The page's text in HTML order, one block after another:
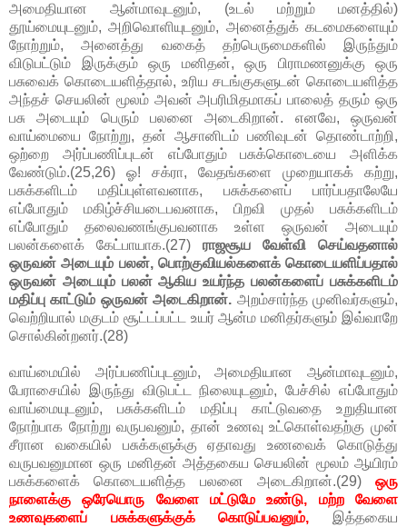
அமைதியான ஆன்மாவுடனும், (உடல் மற்றும் மனத்தில்)
தூய்மையுடனும், அறிவொளியுடனும், அனைத்துக் கடமைகளையும்
நோற்றும், அனைத்து வகைத் தற்பெருமைகளில் இருந்தும்
விடுபட்டும் இருக்கும் ஒரு மனிதன், ஒரு பிராமணனுக்கு ஒரு
பசுவைக் கொடையளித்தால், உரிய சடங்குகளுடன் கொடையளித்த
அந்தச் செயலின் மூலம் அவன் அபரிமிதமாகப் பாலைத் தரும் ஒரு
பசு அடையும் பெரும் பலனை அடைகிறான். எனவே, ஒருவன்
வாய்மையை நோற்று, தன் ஆசானிடம் பணிவுடன் தொண்டாற்றி,
ஒற்றை அர்ப்பணிப்புடன் எப்போதும் பசுக்கொடையை அளிக்க
வேண்டும்.(25,26) ஓ! சக்ரா, வேதங்களை முறையாகக் கற்று,
பசுக்களிடம் மதிப்புள்ளவனாக, பசுக்களைப் பார்ப்பதாலேயே
எப்போதும் மகிழ்ச்சியடைபவனாக, பிறவி முதல் பசுக்களிடம்
எப்போதும் தலைவணங்குபவனாக உள்ள ஒருவன் அடையும்
பலன்களைக் கேட்பாயாக.(27) ராஜசூய வேள்வி செய்வதனால்
ஒருவன் அடையும் பலன், பொற்குவியல்களைக் கொடையளிப்பதால்
ஒருவன் அடையும் பலன் ஆகிய உயர்ந்த பலன்களைப் பசுக்களிடம்
மதிப்பு காட்டும் ஒருவன் அடைகிறான். அறம்சார்ந்த முனிவர்களும்,
வெற்றியால் மகுடம் சூட்டப்பட்ட உயர் ஆன்ம மனிதர்களும் இவ்வாறே
சொல்கின்றனர்.(28)
வாய்மையில் அர்ப்பணிப்புடனும், அமைதியான ஆன்மாவுடனும்,
பேராசையில் இருந்து விடுபட்ட நிலையுடனும், பேச்சில் எப்போதும்
வாய்மையுடனும், பசுக்களிடம் மதிப்பு காட்டுவதை உறுதியான
நோற்பாக நோற்று வருபவனும், தான் உணவு உட்கொள்வதற்கு முன்
சீரான வகையில் பசுக்களுக்கு ஏதாவது உணவைக் கொடுத்து
வருபவனுமான ஒரு மனிதன் அத்தகைய செயலின் மூலம் ஆயிரம்
பசுக்களைக் கொடையளித்த பலனை அடைகிறான்.(29) ஒரு
நாளைக்கு ஒரேயொரு வேளை மட்டுமே உண்டு, மற்ற வேளை
உணவுகளைப் பசுக்களுக்குக் கொடுப்பவனும், இத்தகைய